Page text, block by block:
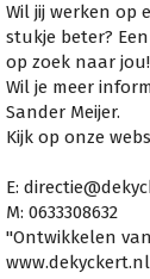
Wil jij werken op
stukje beter?
op zoek naar
Wil je meer
Sander Meijer.
Kijk op onze
E:
M: 0633308632
"Ontwikkelen
www.dekyckert.nl